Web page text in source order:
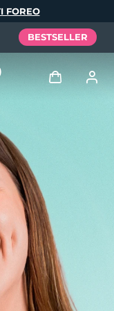
FOREO
BESTSELLER
Profilo utente
I miei dispositivi
I miei ordini
I miei indirizzi
abbonamenti
Español
Português
Русский
繁體中文